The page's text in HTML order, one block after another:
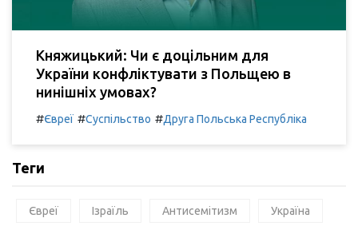
Княжицький: Чи є доцільним для
України конфліктувати з Польщею в
нинішніх умовах?
#Євреї #Суспільство #Друга Польська Республіка
Теги
Євреї Ізраїль Антисемітизм Україна